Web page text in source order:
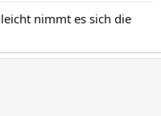
nimmt es sich die